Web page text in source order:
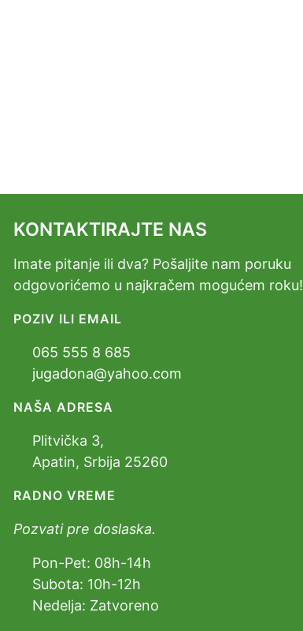
KONTAKTIRAJTE NAS
Imate pitanje ili dva? Pošaljite nam poruku
odgovorićemo u najkračem mogućem roku!
POZIV ILI EMAIL
065 555 8 685
jugadona@yahoo.com
NAŠA ADRESA
Plitvička 3,
Apatin, Srbija 25260
RADNO VREME
Pozvati pre doslaska.
Pon-Pet: 08h-14h
Subota: 10h-12h
Nedelja: Zatvoreno